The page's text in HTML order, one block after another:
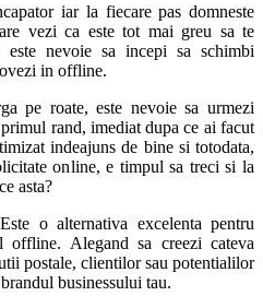
iar la fiecare pas domneste
vezi ca este tot mai greu sa te
este nevoie sa incepi sa schimbi
in offline.
pe roate, este nevoie sa urmezi
rand, imediat dupa ce ai facut
indeajuns de bine si totodata,
online, e timpul sa treci si la
asta?
o alternativa excelenta pentru
offline. Alegand sa creezi cateva
postale, clientilor sau potentialilor
businessului tau.